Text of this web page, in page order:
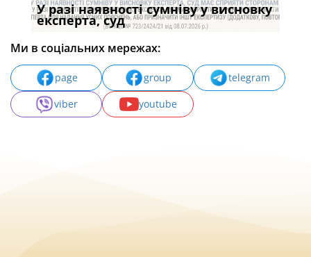
У разі наявності сумніву у висновку
експерта, суд
Ми в соціальних мережах:
page group
telegram
viber
youtube